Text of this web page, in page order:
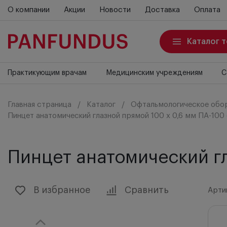
О компании Акции Новости Доставка Оплата
Каталог
Практикующим врачам Медицинским учреждениям
Главная страница Каталог
Офтальмологическое
Пинцет анатомический глазной прямой 100 х 0,6 мм ПА-
Пинцет анатомический
В избранное Сравнить